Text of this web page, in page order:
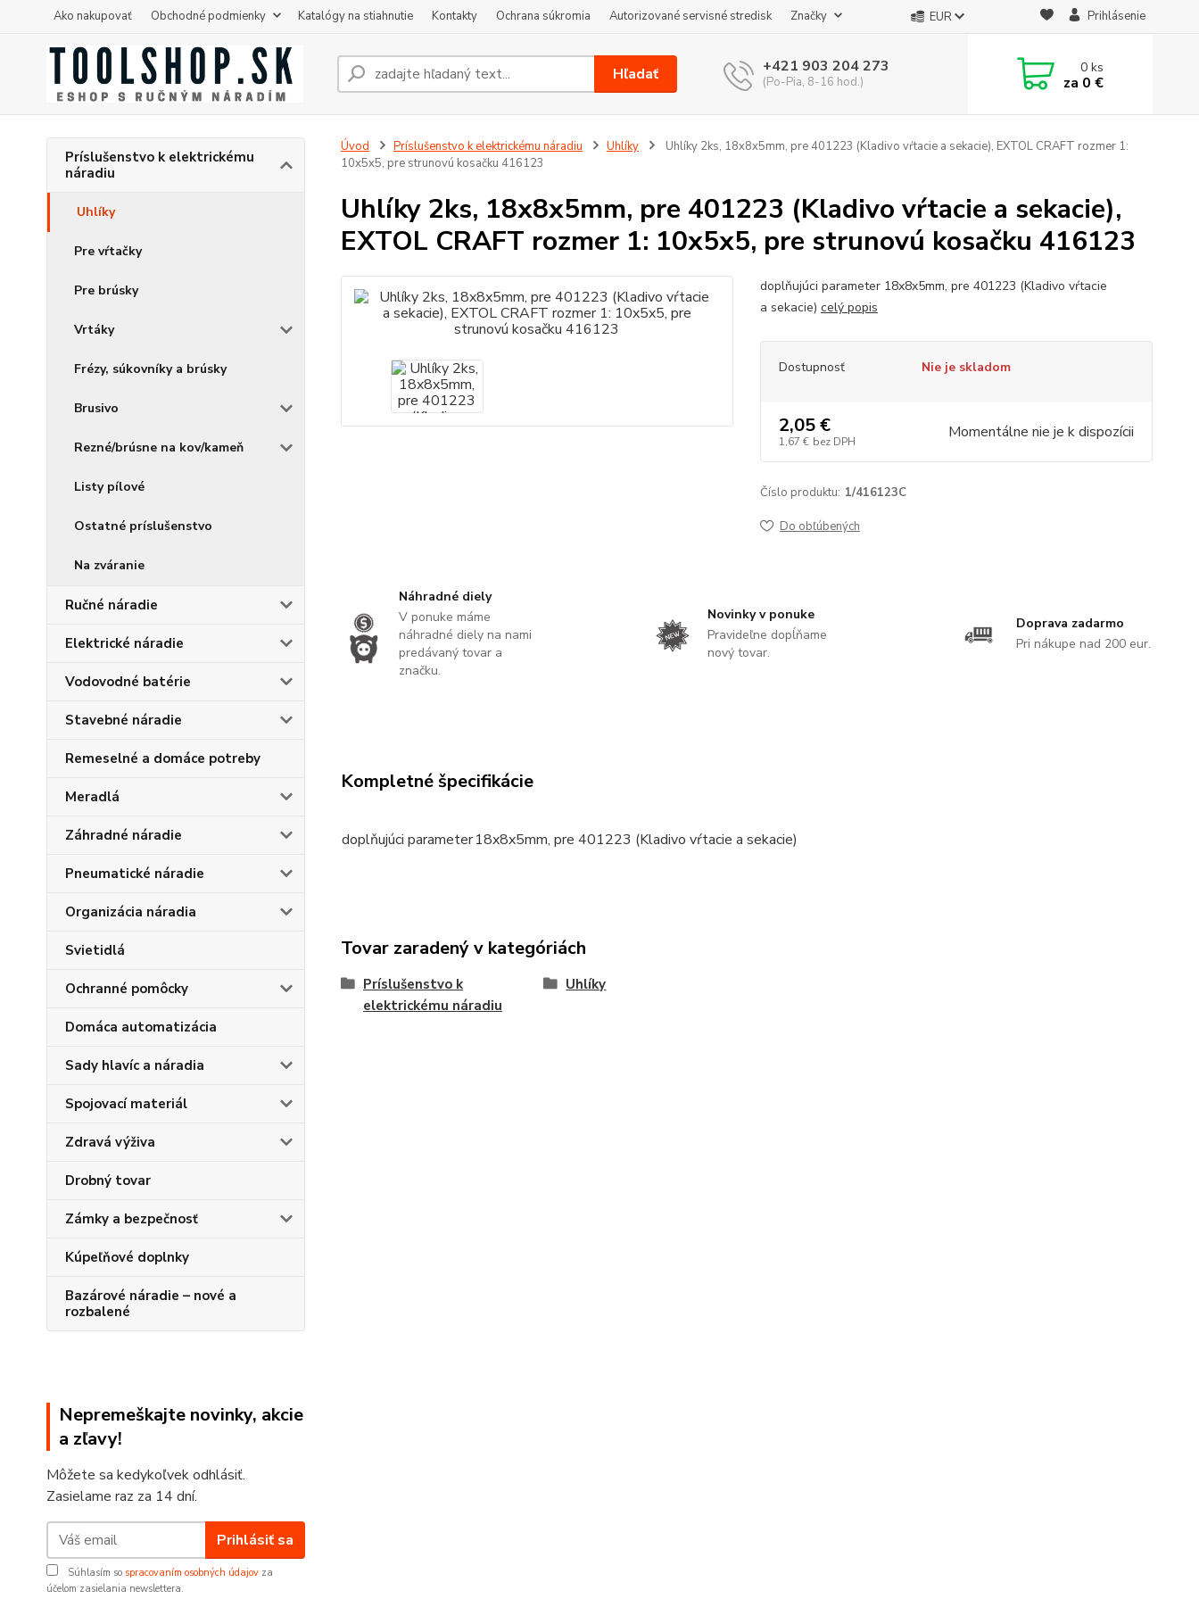
Ako nakupovať Obchodné podmienky Katalógy na stiahnutie Kontakty Ochrana súkromia Autorizované servisné stredisk Značky EUR Prihlásenie
Hľadať +421 903 204 273
(Po-Pia, 8-16 hod.)
0ks
za 0 €
Príslušenstvo k elektrickému
náradiu
Uhlíky
Pre vŕtačky
Pre brúsky
Vrtáky
Frézy, súkovníky a brúsky
Brusivo
Rezné/brúsne na kov/kameň
Listy pílové
Ostatné príslušenstvo
Na zváranie
Ručné náradie
Elektrické náradie
Vodovodné batérie
Stavebné náradie
Remeselné a domáce potreby
Meradlá
Záhradné náradie
Pneumatické náradie
Organizácia náradia
Svietidlá
Ochranné pomôcky
Domáca automatizácia
Sady hlavíc a náradia
Spojovací materiál
Zdravá výživa
Drobný tovar
Zámky a bezpečnosť
Kúpeľňové doplnky
Bazárové náradie – nové a
rozbalené
Nepremeškajte novinky, akcie
a zľavy!
Môžete sa kedykoľvek odhlásiť.
Zasielame raz za 14 dní.
Prihlásiť sa
Súhlasím so spracovaním osobných údajov za
účelom zasielania newslettera.
Úvod Príslušenstvo k elektrickému náradiu Uhlíky
Uhlíky 2ks, 18x8x5mm, pre 401223 (Kladivo vŕtacie a sekacie), EXTOL CRAFT rozmer 1:
10x5x5, pre strunovú kosačku 416123
Uhlíky 2ks, 18x8x5mm, pre 401223 (Kladivo vŕtacie a sekacie),
EXTOL CRAFT rozmer 1: 10x5x5, pre strunovú kosačku 416123
doplňujúci parameter 18x8x5mm, pre 401223 (Kladivo vŕtacie
a sekacie) celý popis
Dostupnosť Nie je skladom
2,05 €
1,67 € bez DPH Momentálne nie je k dispozícii
Číslo produktu: 1/416123C
Do obľúbených
Náhradné diely
V ponuke máme
náhradné diely na nami
predávaný tovar a
značku.
Novinky v ponuke
Pravideľne dopĺňame
nový tovar.
Doprava zadarmo
Pri nákupe nad 200 eur.
Kompletné špecifikácie
doplňujúci parameter18x8x5mm, pre 401223 (Kladivo vŕtacie a sekacie)
Tovar zaradený v kategóriách
Príslušenstvo k
elektrickému náradiu
Uhlíky